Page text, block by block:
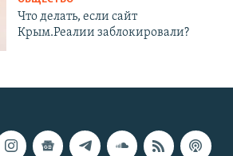
Что делать, если сайт
Крым.Реалии заблокировали?